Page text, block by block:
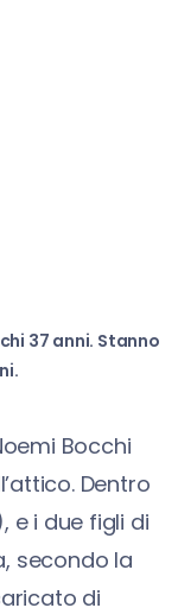
37 anni. Stanno
Bocchi
Dentro
e i due figli di
secondo la
di